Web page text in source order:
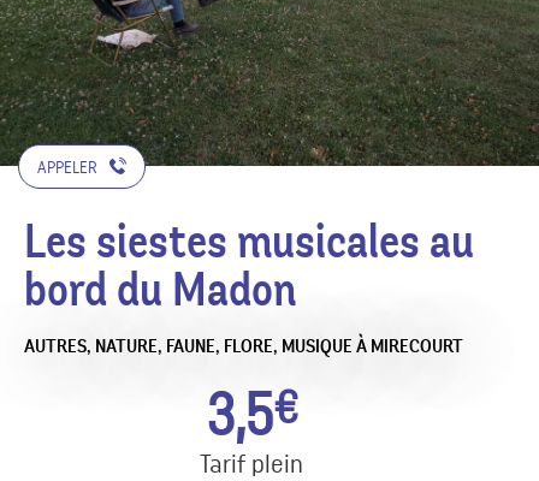
APPELER
Les siestes musicales au
bord du Madon
AUTRES, NATURE, FAUNE, FLORE, MUSIQUE À MIRECOURT
3,5€
Tarif plein